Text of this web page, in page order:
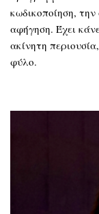
κωδικοποίηση,
αφήγηση. Έχει
ακίνητη
φύλο.